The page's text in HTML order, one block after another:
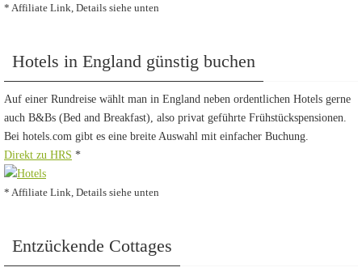
* Affiliate Link, Details siehe unten
Hotels in England günstig buchen
Auf einer Rundreise wählt man in England neben ordentlichen Hotels gerne
auch B&Bs (Bed and Breakfast), also privat geführte Frühstückspensionen.
Bei hotels.com gibt es eine breite Auswahl mit einfacher Buchung.
Direkt zu HRS *
* Affiliate Link, Details siehe unten
Entzückende Cottages